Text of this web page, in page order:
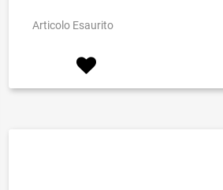
Articolo Esaurito